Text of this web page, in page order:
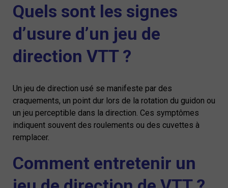
Quels sont les signes
d’usure d’un jeu de
direction VTT ?
Un jeu de direction usé se manifeste par des
craquements, un point dur lors de la rotation du guidon ou
un jeu perceptible dans la direction. Ces symptômes
indiquent souvent des roulements ou des cuvettes à
remplacer.
Comment entretenir un